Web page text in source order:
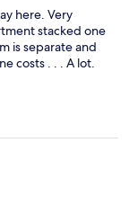
here. Very
stacked one
is separate and
costs . . . A lot.